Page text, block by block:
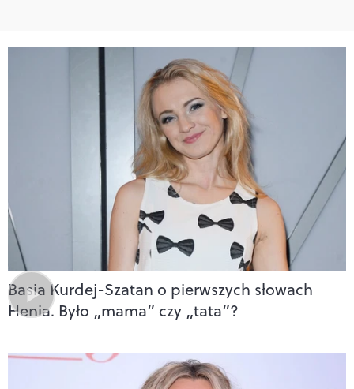
Basia Kurdej-Szatan o pierwszych słowach
Henia. Było „mama” czy „tata”?